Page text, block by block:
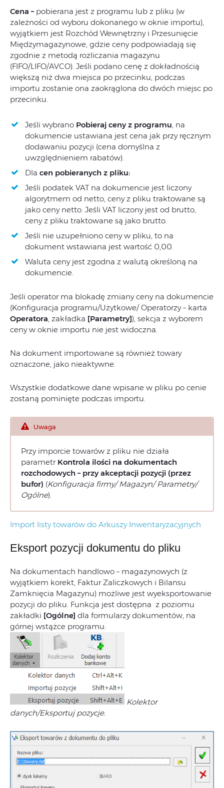
Cena – pobierana jest z programu lub z pliku (w
zależności od wyboru dokonanego w oknie importu),
wyjątkiem jest Rozchód Wewnętrzny i Przesunięcie
Międzymagazynowe, gdzie ceny podpowiadają się
zgodnie z metodą rozliczania magazynu
(FIFO/LIFO/AVCO). Jeśli podano cenę z dokładnością
większą niż dwa miejsca po przecinku, podczas
importu zostanie ona zaokrąglona do dwóch miejsc po
przecinku.
Jeśli wybrano Pobieraj ceny z programu, na
dokumencie ustawiana jest cena jak przy ręcznym
dodawaniu pozycji (cena domyślna z
uwzględnieniem rabatów).
Dla cen pobieranych z pliku:
Jeśli podatek VAT na dokumencie jest liczony
algorytmem od netto, ceny z pliku traktowane są
jako ceny netto. Jeśli VAT liczony jest od brutto,
ceny z pliku traktowane są jako brutto.
Jeśli nie uzupełniono ceny w pliku, to na
dokument wstawiana jest wartość 0,00.
Waluta ceny jest zgodna z walutą określoną na
dokumencie.
Jeśli operator ma blokadę zmiany ceny na dokumencie
(Konfiguracja programu/Użytkowe/ Operatorzy – karta
Operatora, zakładka [Parametry]), sekcja z wyborem
ceny w oknie importu nie jest widoczna.
Na dokument importowane są również towary
oznaczone, jako nieaktywne.
Wszystkie dodatkowe dane wpisane w pliku po cenie
zostaną pominięte podczas importu.
Uwaga
Przy imporcie towarów z pliku nie działa
parametr Kontrola ilości na dokumentach
rozchodowych – przy akceptacji pozycji (przez
bufor) (Konfiguracja firmy/ Magazyn/ Parametry/
Ogólne).
Import listy towarów do Arkuszy Inwentaryzacyjnych
Eksport pozycji dokumentu do pliku
Na dokumentach handlowo – magazynowych (z
wyjątkiem korekt, Faktur Zaliczkowych i Bilansu
Zamknięcia Magazynu) możliwe jest wyeksportowanie
pozycji do pliku. Funkcja jest dostępna z poziomu
zakładki [Ogólne] dla formularzy dokumentów, na
górnej wstążce programu:
Kolektor
danych/Eksportuj pozycje.